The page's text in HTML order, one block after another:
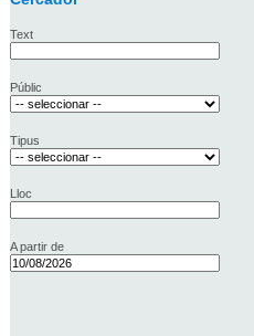
Text
Públic
Tipus
Lloc
A partir de